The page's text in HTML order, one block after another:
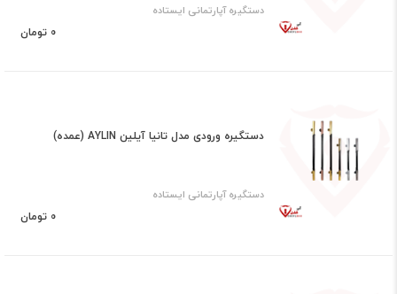
دستگیره آپارتمانی ایستاده
0 تومان
دستگیره ورودی مدل تانیا آیلین AYLIN (عمده)
دستگیره آپارتمانی ایستاده
0 تومان